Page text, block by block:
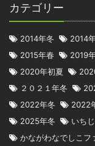
カテゴリー
2014年冬 2014
2015年春
2019
2020年初夏
２０２１年冬
2022年冬
2022
2025年冬
いちじ
かながわなでしこフ